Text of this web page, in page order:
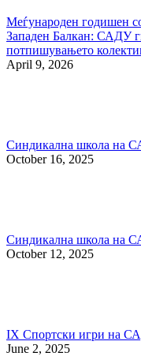
Меѓународен годишен
Западен Балкан: САДУ
потпишувањето
April 9, 2026
Синдикална школа на
October 16, 2025
Синдикална школа на
October 12, 2025
IX Спортски игри на
June 2, 2025